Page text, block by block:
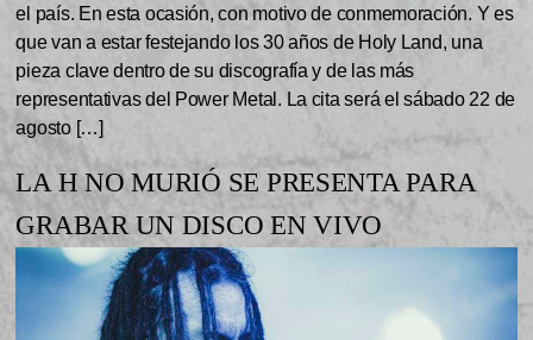
el país. En esta ocasión, con motivo de conmemoración. Y es
que van a estar festejando los 30 años de Holy Land, una
pieza clave dentro de su discografía y de las más
representativas del Power Metal. La cita será el sábado 22 de
agosto […]
LA H NO MURIÓ SE PRESENTA PARA
GRABAR UN DISCO EN VIVO